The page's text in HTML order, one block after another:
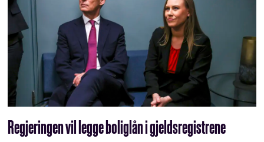
Regjeringen vil legge boliglån i gjeldsregistrene